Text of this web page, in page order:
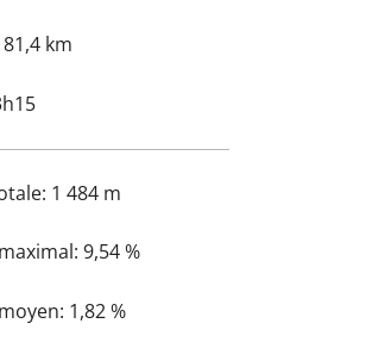
81,4 km
1 484 m
9,54 %
1,82 %